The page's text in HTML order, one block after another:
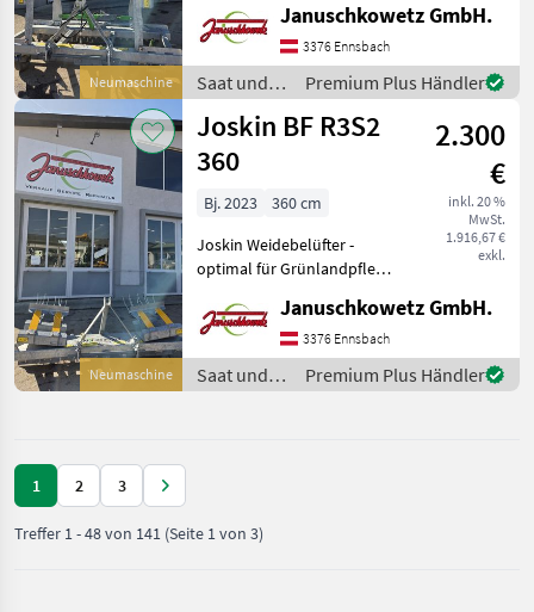
Neumaschine
Einklappen - Nr: 14223 Preis
gilt für aktuellen Zustand!
Angebot freibleibend,
Irrtüm
Januschkowetz GmbH.
3376 Ennsbach
Saat und
Pflege /
Joskin
Premium Plus Händler
Neumaschine
Joskin BF R3S2
360
2.300
€
inkl. 20 %
MwSt.
1.916,67 €
exkl.
Bj. 2023
360 cm
Joskin Weidebelüfter -
optimal für Grünlandpflege
Einklappen - Nr.: 14110 Preis
gilt für aktuellen Zustand!
Angebot freibleibend,
Irrtümer,
Januschkowetz GmbH.
3376 Ennsbach
Saat und
Pflege /
Premium Plus Händler
1 2 3
Treffer 1-48von 141 (Seite 1 von 3)